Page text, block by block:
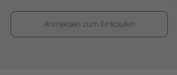
Anmelden zum Einkaufen